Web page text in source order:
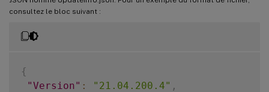
consultez le bloc suivant :
{
"Version" : "21.04.200.4" ,